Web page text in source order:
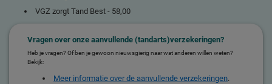
VGZ zorgt Tand Best - 58,00
Vragen over onze aanvullende (tandarts)verzekeringen?
Heb je vragen? Of ben je gewoon nieuwsgierig naar wat anderen willen weten?
Bekijk:
Meer informatie over de aanvullende verzekeringen.